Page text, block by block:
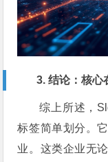
3. 结论：核心
综上所述，
标签简单划分。
业。这类企业无